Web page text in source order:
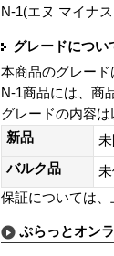
N-1(エヌ マイナ
グレードについ
本商品のグレー
N-1商品には、商
グレードの内容は
新品
バルク品
保証については
ぷらっとオン